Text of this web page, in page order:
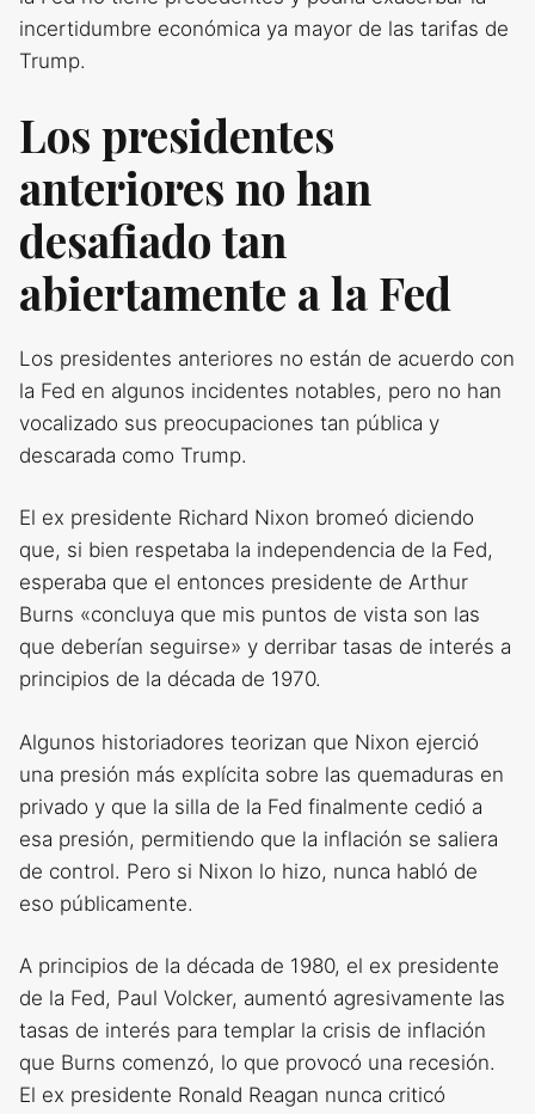
incertidumbre económica ya mayor de las tarifas de
Trump.
Los presidentes
anteriores no han
desafiado tan
abiertamente a la Fed
Los presidentes anteriores no están de acuerdo con
la Fed en algunos incidentes notables, pero no han
vocalizado sus preocupaciones tan pública y
descarada como Trump.
El ex presidente Richard Nixon bromeó diciendo
que, si bien respetaba la independencia de la Fed,
esperaba que el entonces presidente de Arthur
Burns «concluya que mis puntos de vista son las
que deberían seguirse» y derribar tasas de interés a
principios de la década de 1970.
Algunos historiadores teorizan que Nixon ejerció
una presión más explícita sobre las quemaduras en
privado y que la silla de la Fed finalmente cedió a
esa presión, permitiendo que la inflación se saliera
de control. Pero si Nixon lo hizo, nunca habló de
eso públicamente.
A principios de la década de 1980, el ex presidente
de la Fed, Paul Volcker, aumentó agresivamente las
tasas de interés para templar la crisis de inflación
que Burns comenzó, lo que provocó una recesión.
El ex presidente Ronald Reagan nunca criticó